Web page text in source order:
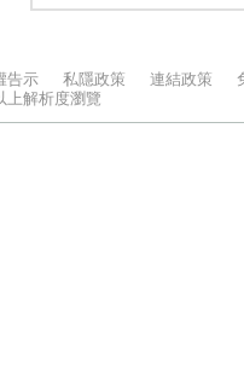
告示 私隱政策 連結政策
上解析度瀏覽